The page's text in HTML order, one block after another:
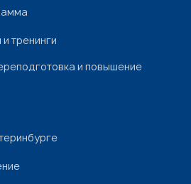
тренинги
и повышение